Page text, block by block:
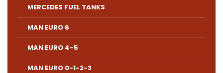
MERCEDES FUEL TANKS
MAN EURO 6
MAN EURO 4-5
MAN EURO 0-1-2-3